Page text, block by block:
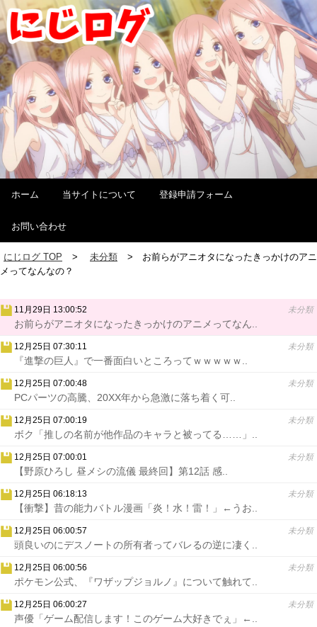
ホーム 当サイトについて 登録申請フォーム
お問い合わせ
にじログ TOP 未分類
お前らがアニオタになったきっかけのアニ
メってなんなの？
11月29日 13:00:52 未分類
お前らがアニオタになったきっかけのアニメってなん..
12月25日 07:30:11 未分類
『進撃の巨人』で一番面白いところってｗｗｗｗｗ..
12月25日 07:00:48 未分類
PCパーツの高騰、20XX年から急激に落ち着く可..
12月25日 07:00:19 未分類
ボク「推しの名前が他作品のキャラと被ってる……」..
12月25日 07:00:01 未分類
【野原ひろし 昼メシの流儀 最終回】第12話 感..
12月25日 06:18:13 未分類
【衝撃】昔の能力バトル漫画「炎！水！雷！」←うお..
12月25日 06:00:57 未分類
頭良いのにデスノートの所有者ってバレるの逆に凄く..
12月25日 06:00:56 未分類
ポケモン公式、『ワザップジョルノ』について触れて..
12月25日 06:00:27 未分類
声優「ゲーム配信します！このゲーム大好きでぇ」←..